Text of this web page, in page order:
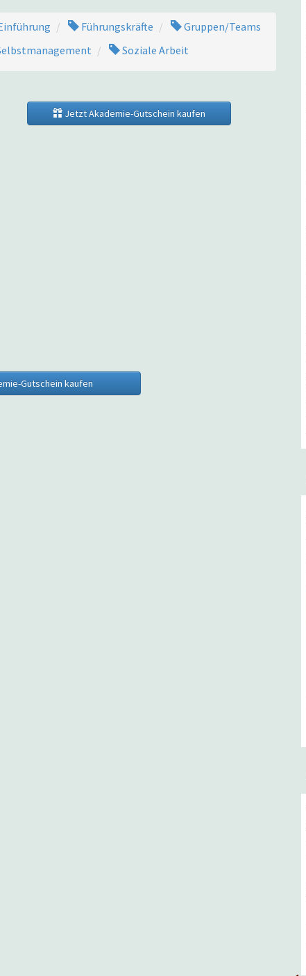
Führungskräfte
Gruppen/Teams
Soziale Arbeit
Jetzt Akademie-Gutschein kaufen
Gutschein kaufen